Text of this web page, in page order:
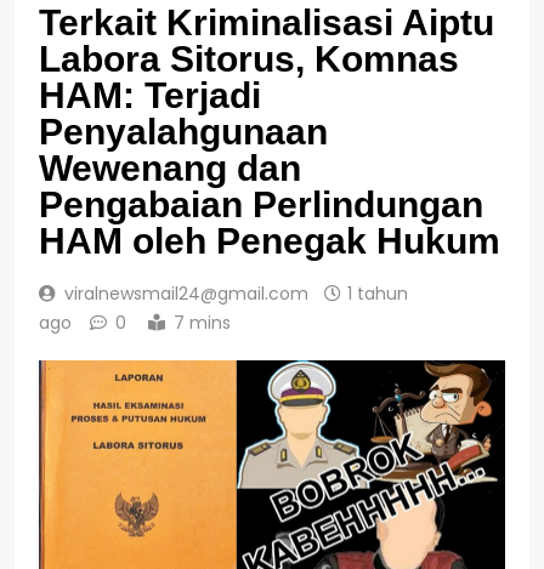
Terkait Kriminalisasi Aiptu
Labora Sitorus, Komnas
HAM: Terjadi
Penyalahgunaan
Wewenang dan
Pengabaian Perlindungan
HAM oleh Penegak Hukum
viralnewsmail24@gmail.com
1 tahun
ago
0 7 mins